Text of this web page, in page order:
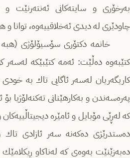
بەرخۆری و سایتەكانی ئەنتەرنێت و
چاودێری لە دیدی ئەخلاقییەوە، توانا و
خانمە دكتۆری سۆسیۆلۆژی (ھبە
كتێبەوە دەڵێت: ئەمە كتێبێكە لەسەر
كاریگەریان لەسەر ئاگایی تاك بە
پەرەسەندن و بەكارھێنانی تەكنەلۆژیا
كە لەڕێی مۆبایل و ئامێرە
دەستدرێژی دەكەنە سەر ئازادی
دەبەزێنێت بەوەی كە لەناكاو